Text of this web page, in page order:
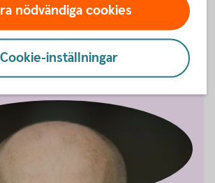
och ekonomiska utvecklingen noga
konjunkturen.
nödvändiga cookies
Cookie-inställningar